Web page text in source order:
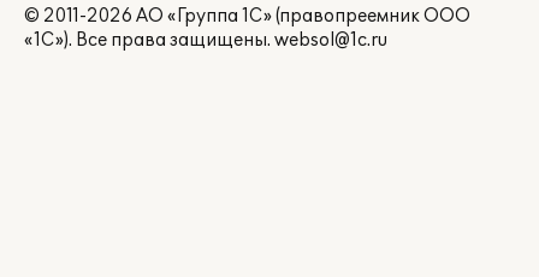
© 2011-2026 АО «Группа 1С» (правопреемник ООО
«1С»). Все права защищены. websol@1c.ru